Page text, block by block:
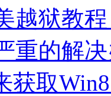
越狱教
重的解
获取